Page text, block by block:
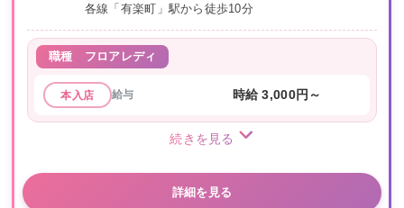
各線「有楽町」駅から徒歩10分
職種 フロアレディ
本入店 給与 時給 3,000円～
続きを見る
詳細を見る